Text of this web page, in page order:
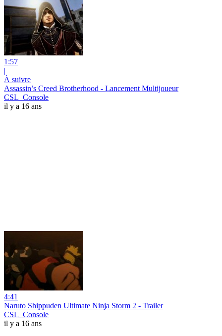
1:57
|
À suivre
Assassin’s Creed Brotherhood - Lancement Multijoueur
CSL_Console
il y a 16 ans
4:41
Naruto Shippuden Ultimate Ninja Storm 2 - Trailer
CSL_Console
il y a 16 ans